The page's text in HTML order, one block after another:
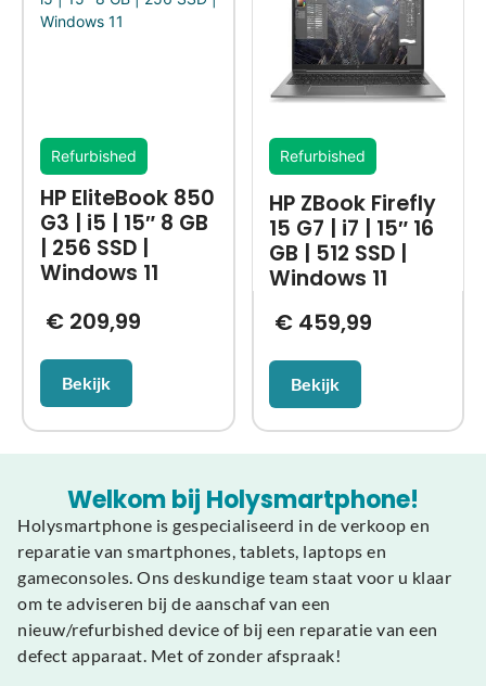
Refurbished
HP EliteBook 850
G3 | i5 | 15″ 8 GB
| 256 SSD |
Windows 11
€209,99
Bekijk
Refurbished
HP ZBook Firefly
15 G7 | i7 | 15″ 16
GB | 512 SSD |
Windows 11
€ 459,99
Bekijk
Welkom bij Holysmartphone!
Holysmartphone is gespecialiseerd in de verkoop en
reparatie van smartphones, tablets, laptops en
gameconsoles. Ons deskundige team staat voor u klaar
om te adviseren bij de aanschaf van een
nieuw/refurbished device of bij een reparatie van een
defect apparaat. Met of zonder afspraak!